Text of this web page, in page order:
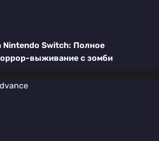
Nintendo Switch: Полное
выживание с зомби